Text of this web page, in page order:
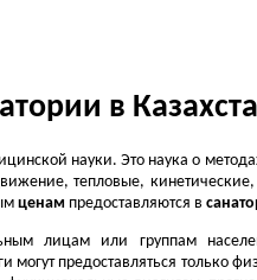
в
науки. Это наука о
тепловые,
ценам предоставляются в
лицам или группам
предоставляться только